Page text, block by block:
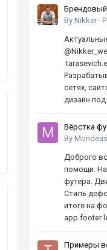
Брендовый
By Nikker ·
сетях,
дизайн
Вёрстка
By Mondeus
Доброго
помощи.
футера.
Стиль
итоге на
app.footer
Примеры